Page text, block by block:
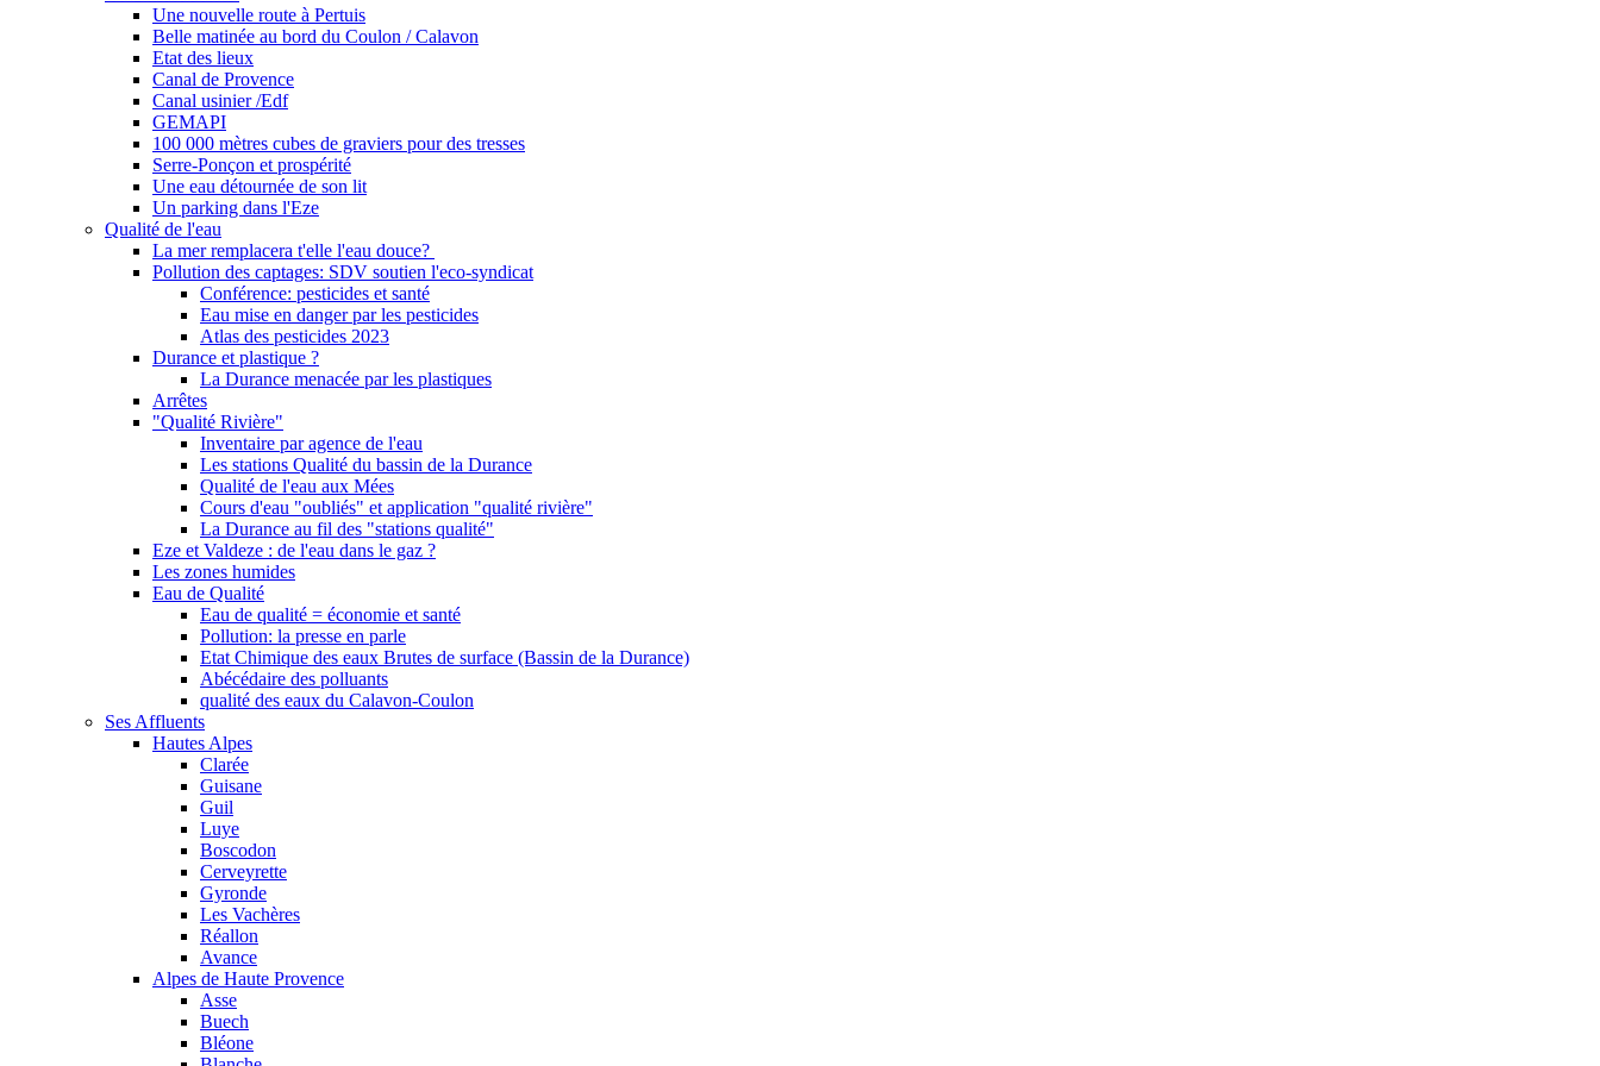
Une nouvelle route à Pertuis
Belle matinée au bord du Coulon / Calavon
Etat des lieux
Canal de Provence
Canal usinier /Edf
GEMAPI
100 000 mètres cubes de graviers pour des tresses
Serre-Ponçon et prospérité
Une eau détournée de son lit
Un parking dans l'Eze
Qualité de l'eau
La mer remplacera t'elle l'eau douce?
Pollution des captages: SDV soutien l'eco-syndicat
Conférence: pesticides et santé
Eau mise en danger par les pesticides
Atlas des pesticides 2023
Durance et plastique ?
La Durance menacée par les plastiques
Arrêtes
"Qualité Rivière"
Inventaire par agence de l'eau
Les stations Qualité du bassin de la Durance
Qualité de l'eau aux Mées
Cours d'eau "oubliés" et application "qualité rivière"
La Durance au fil des "stations qualité"
Eze et Valdeze : de l'eau dans le gaz ?
Les zones humides
Eau de Qualité
Eau de qualité = économie et santé
Pollution: la presse en parle
Etat Chimique des eaux Brutes de surface (Bassin de la Durance)
Abécédaire des polluants
qualité des eaux du Calavon-Coulon
Ses Affluents
Hautes Alpes
Clarée
Guisane
Guil
Luye
Boscodon
Cerveyrette
Gyronde
Les Vachères
Réallon
Avance
Alpes de Haute Provence
Asse
Buech
Bléone